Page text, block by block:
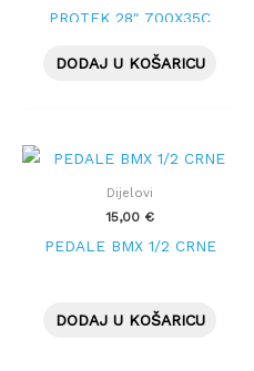
PROTEK 28″ 700X35C
DODAJ U KOŠARICU
Dijelovi
15,00 €
PEDALE BMX 1/2 CRNE
DODAJ U KOŠARICU